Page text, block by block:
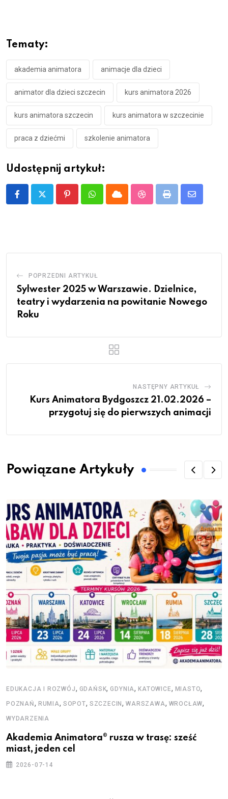
Tematy:
akademia animatora animacje dla dzieci
animator dla dzieci szczecin kurs animatora 2026
kurs animatora szczecin kurs animatora w szczecinie
praca z dziećmi szkolenie animatora
Udostępnij artykuł:
PinterestWhatsappCloud StumbleUpon
Print
Share
POPRZEDNI ARTYKUŁ
Sylwester 2025 w Warszawie. Dzielnice,
teatry i wydarzenia na powitanie Nowego
Roku
NASTĘPNY ARTYKUŁ
Kurs Animatora Bydgoszcz 21.02.2026 –
przygotuj się do pierwszych animacji
Powiązane Artykuły
EDUKACJA I ROZWÓJ, GDAŃSK,GDYNIA,KATOWICE, MIASTO,
POZNAŃ, RUMIA, SOPOT, SZCZECIN,WARSZAWA, WROCŁAW,
WYDARZENIA
Akademia Animatora® rusza w trasę: sześć
miast, jeden cel
2026-07-14